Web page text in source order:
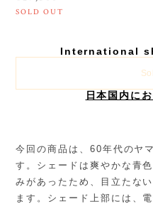
SOLD OUT
International
日本国内に
今回の商品は、60年代のヤ
す。シェードは爽やかな青
みがあったため、目立たな
ます。シェード上部には、